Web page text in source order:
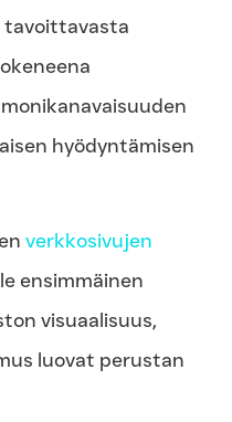
tavoittavasta
hyödyntämisen
verkkosivujen
ensimmäinen
visuaalisuus,
luovat perustan